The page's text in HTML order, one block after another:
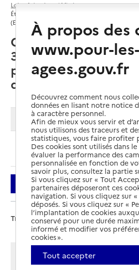
Loire-Atlantique (44)
Établissement d'hébergement pour personnes
(EHPAD)
Châteaubriant (44110)
3 établissements
pour personnes âgées
dépendantes (EHPAD)
Modifier ma recherche
Ajouter cette
Filtrer
Trier par :
Afficher les résultats par:
Mode liste
Mode carte
À propos des
www.pour-
agees.gouv.fr
Découvrez comment nous
données en lisant notre notice
à caractère personnel.
Afin de mieux vous servir et
nous utilisons des traceurs et
statistiques, vous faire
Des cookies sont utilisés dans
évaluer la performance des
personnalisée en fonction de
savoir plus, consultez la partie
Si vous cliquez sur « Tout
partenaires déposeront ces
navigation. Si vous cliquez sur
déposés. Si vous cliquez sur «
l’implantation de cookies
conservé pour une durée
informé et modifier vos
cookies ».
Tout accepter